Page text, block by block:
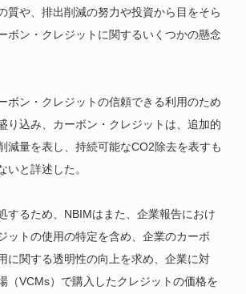
質や、排出削減の努力や投資から目をそら
ボン・クレジットに関するいくつかの懸念
ボン・クレジットの信頼できる利用のため
り込み、カーボン・クレジットは、追加的
減量を表し、持続可能なCO2除去を表すも
いと詳述した。
するため、NBIMはまた、企業報告におけ
ットの使用の特定を含め、企業のカーボ
に関する透明性の向上を求め、企業に対
（VCMs）で購入したクレジットの価格を